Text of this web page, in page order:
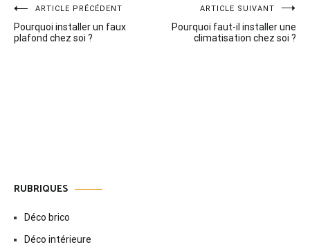
Navigation
de
ARTICLE PRÉCÉDENT
Pourquoi installer un faux
plafond chez soi ?
ARTICLE SUIVANT
Pourquoi faut-il installer une
climatisation chez soi ?
RUBRIQUES
Déco brico
Déco intérieure